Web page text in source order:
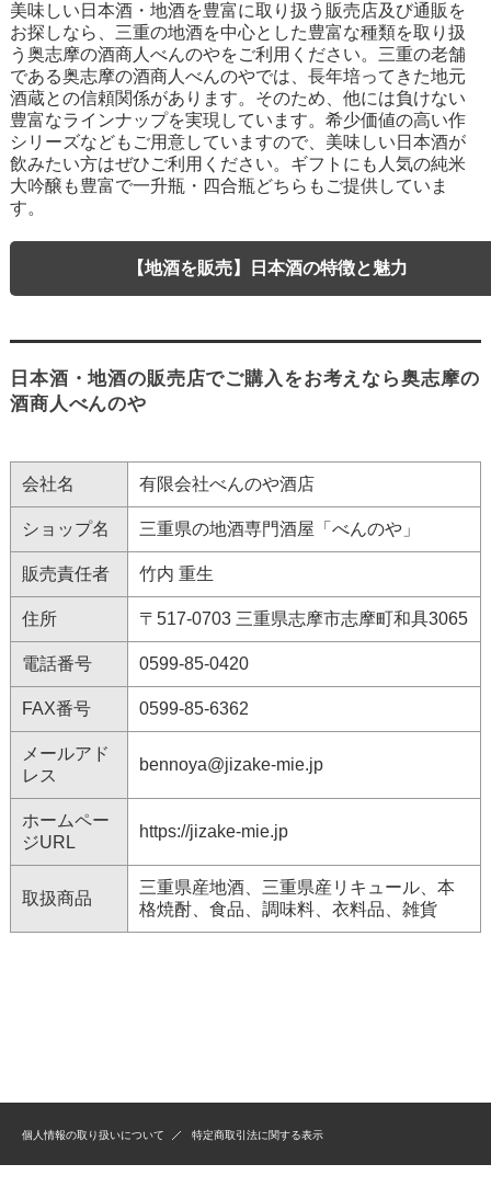
美味しい日本酒・地酒を豊富に取り扱う販売店及び通販を
お探しなら、三重の地酒を中心とした豊富な種類を取り扱
う奥志摩の酒商人べんのやをご利用ください。三重の老舗
である奥志摩の酒商人べんのやでは、長年培ってきた地元
酒蔵との信頼関係があります。そのため、他には負けない
豊富なラインナップを実現しています。希少価値の高い作
シリーズなどもご用意していますので、美味しい日本酒が
飲みたい方はぜひご利用ください。ギフトにも人気の純米
大吟醸も豊富で一升瓶・四合瓶どちらもご提供していま
す。
【地酒を販売】日本酒の特徴と魅力
日本酒・地酒の販売店でご購入をお考えなら奥志摩の
酒商人べんのや
会社名 有限会社べんのや酒店
ショップ名 三重県の地酒専門酒屋「べんのや」
販売責任者 竹内 重生
住所 〒517-0703 三重県志摩市志摩町和具3065
電話番号 0599-85-0420
FAX番号 0599-85-6362
メールアド
レス
bennoya@jizake-mie.jp
ホームペー
ジURL
https://jizake-mie.jp
取扱商品
三重県産地酒、三重県産リキュール、本
格焼酎、食品、調味料、衣料品、雑貨
個人情報の取り扱いについて 特定商取引法に関する表示